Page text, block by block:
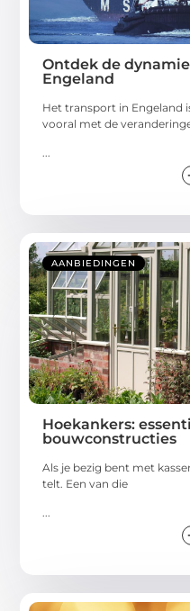
Ontdek de
Engeland
Het transport in Engeland
vooral met de
...
AANBIEDINGEN
Hoekankers:
bouwconstructies
Als je bezig bent met
telt. Een van die
...